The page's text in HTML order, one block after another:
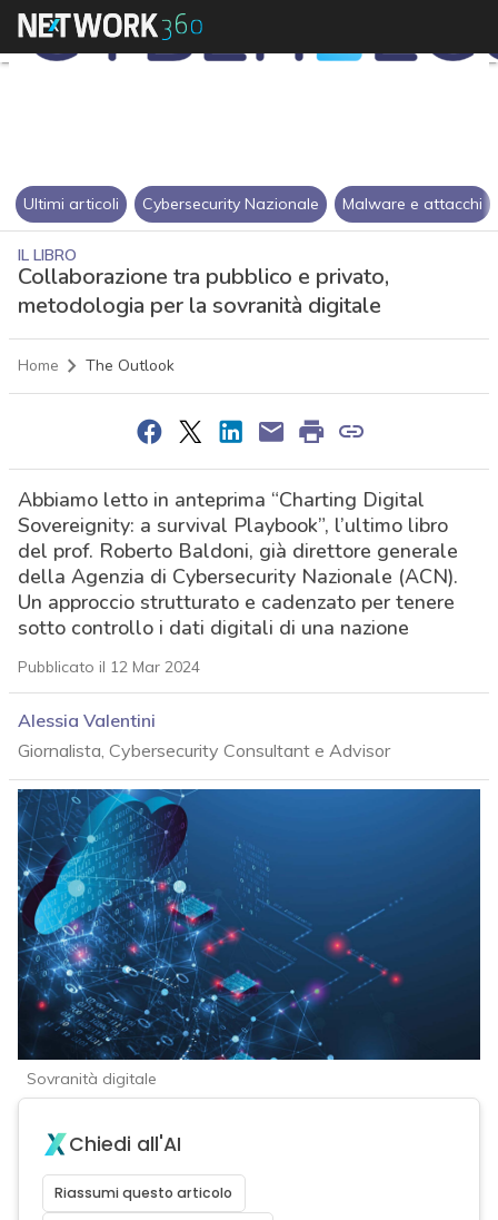
Ultimi articoli Cybersecurity Nazionale Malware e attacchi
IL LIBRO
Collaborazione tra pubblico e privato,
metodologia per la sovranità digitale
Home The Outlook
Abbiamo letto in anteprima “Charting Digital
Sovereignity: a survival Playbook”, l’ultimo libro
del prof. Roberto Baldoni, già direttore generale
della Agenzia di Cybersecurity Nazionale (ACN).
Un approccio strutturato e cadenzato per tenere
sotto controllo i dati digitali di una nazione
Pubblicato il 12 Mar 2024
Alessia Valentini
Giornalista, Cybersecurity Consultant e Advisor
Sovranità digitale
Chiedi all'AI
Riassumi questo articolo